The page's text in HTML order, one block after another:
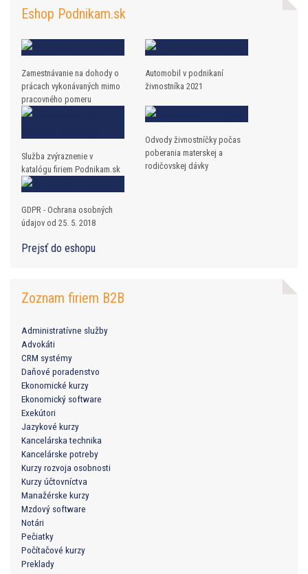
Eshop Podnikam.sk
Zamestnávanie na dohody o
prácach vykonávaných mimo
pracovného pomeru
Automobil v podnikaní
živnostníka 2021
Služba zvýraznenie v
katalógu firiem Podnikam.sk
Odvody živnostníčky počas
poberania materskej a
rodičovskej dávky
GDPR - Ochrana osobných
údajov od 25. 5. 2018
Prejsť do eshopu
Zoznam firiem B2B
Administratívne služby
Advokáti
CRM systémy
Daňové poradenstvo
Ekonomické kurzy
Ekonomický software
Exekútori
Jazykové kurzy
Kancelárska technika
Kancelárske potreby
Kurzy rozvoja osobnosti
Kurzy účtovníctva
Manažérske kurzy
Mzdový software
Notári
Pečiatky
Počítačové kurzy
Preklady